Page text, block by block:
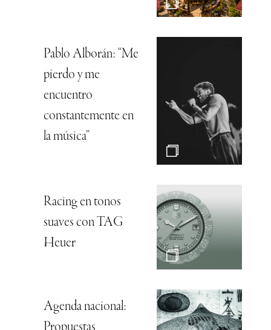
Pablo Alborán: “Me
pierdo y me
encuentro
constantemente en
la música”
Racing en tonos
suaves con TAG
Heuer
Agenda nacional: